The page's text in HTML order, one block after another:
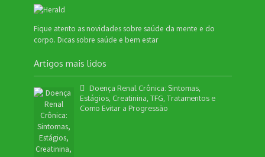
Fique atento as novidades sobre saúde da mente e do
corpo. Dicas sobre saúde e bem estar
Artigos mais lidos
Doença Renal Crônica: Sintomas,
Estágios, Creatinina, TFG, Tratamentos e
Como Evitar a Progressão